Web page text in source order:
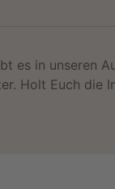
es in unseren
Holt Euch die